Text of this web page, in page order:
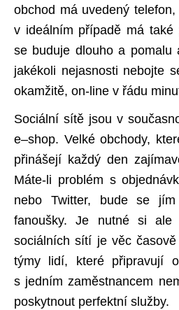
obchod má uvedený
v ideálním případě má také
se buduje dlouho a pomalu
jakékoli nejasnosti nebojte
okamžitě, on-line v řádu
Sociální sítě jsou v
e–shop. Velké obchody,
přinášejí každý den
Máte-li problém s
nebo Twitter, bude se
fanoušky. Je nutné si ale
sociálních sítí je věc
týmy lidí, které připravují
s jedním zaměstnancem
poskytnout perfektní služby.